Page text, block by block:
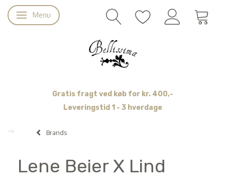
Skifte navigation
Menu
Gratis fragt ved køb for kr. 400,-
Leveringstid 1 - 3 hverdage
Brands
Lene Beier X Lind